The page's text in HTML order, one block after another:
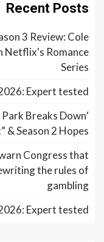
Recent Posts
3 Review: Cole
Netflix's Romance
Series
Expert tested
Breaks Down
& Season 2 Hopes
Congress that
the rules of
gambling
Expert tested